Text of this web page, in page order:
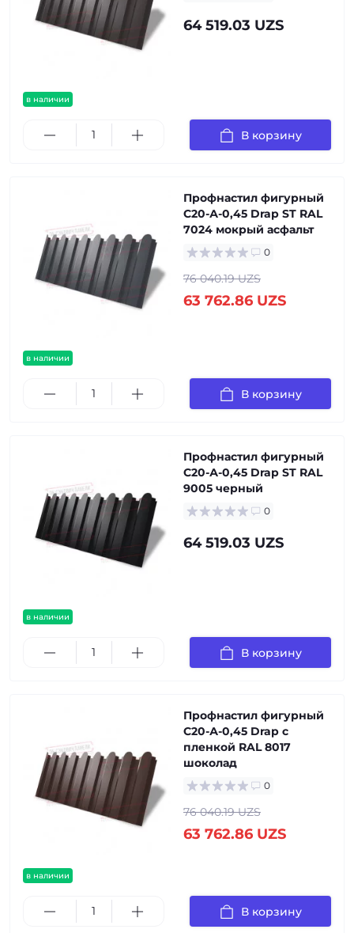
в наличии
64 519.03 UZS
В корзину
в наличии
Профнастил фигурный
С20-А-0,45 Drap ST RAL
7024 мокрый асфальт
0
76 040.19 UZS
63 762.86 UZS
В корзину
в наличии
Профнастил фигурный
С20-А-0,45 Drap ST RAL
9005 черный
0
64 519.03 UZS
В корзину
в наличии
Профнастил фигурный
С20-А-0,45 Drap с
пленкой RAL 8017
шоколад
0
76 040.19 UZS
63 762.86 UZS
В корзину